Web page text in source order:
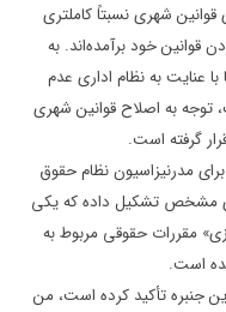
شهری نسبتاً کاملتری
قوانین خود برآمده‌اند. به
با عنایت به نظام اداری عدم
توجه به اصلاح قوانین شهری
گرفته است.
در سال 2000 میلادی، برای مدرنیزاسیون نظام حقوق
مشخص تشکیل داده که یکی
مقررات حقوقی مربوط به
است.
جنبره تأکید کرده است، من